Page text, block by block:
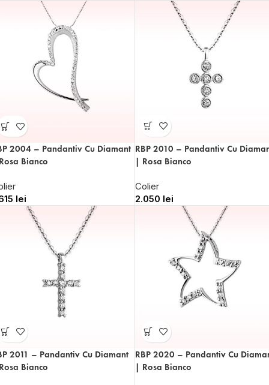
2004 – Pandantiv Cu Diamant
Bianco
lei
RBP 2010 – Pandantiv Cu
| Rosa Bianco
Colier
2.050 lei
2011 – Pandantiv Cu Diamant
Bianco
RBP 2020 – Pandantiv Cu
| Rosa Bianco